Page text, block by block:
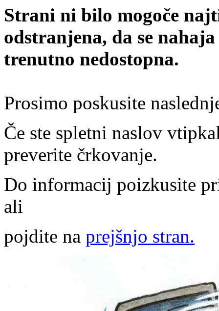
Strani ni bilo mogoče
odstranjena, da se
trenutno nedostopna.
Prosimo poskusite
Če ste spletni naslov
preverite črkovanje.
Do informacij poizkusite
ali
pojdite na prejšnjo stran.